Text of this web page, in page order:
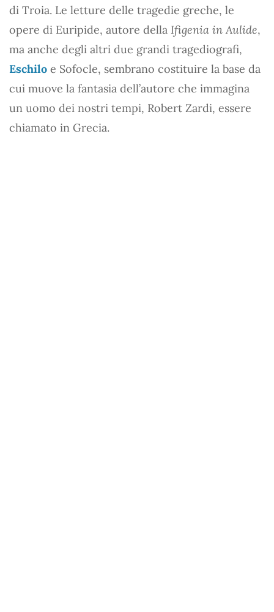
di Troia. Le letture delle tragedie greche, le
opere di Euripide, autore della Ifigenia in Aulide,
ma anche degli altri due grandi tragediografi,
Eschilo e Sofocle, sembrano costituire la base da
cui muove la fantasia dell’autore che immagina
un uomo dei nostri tempi, Robert Zardi, essere
chiamato in Grecia.